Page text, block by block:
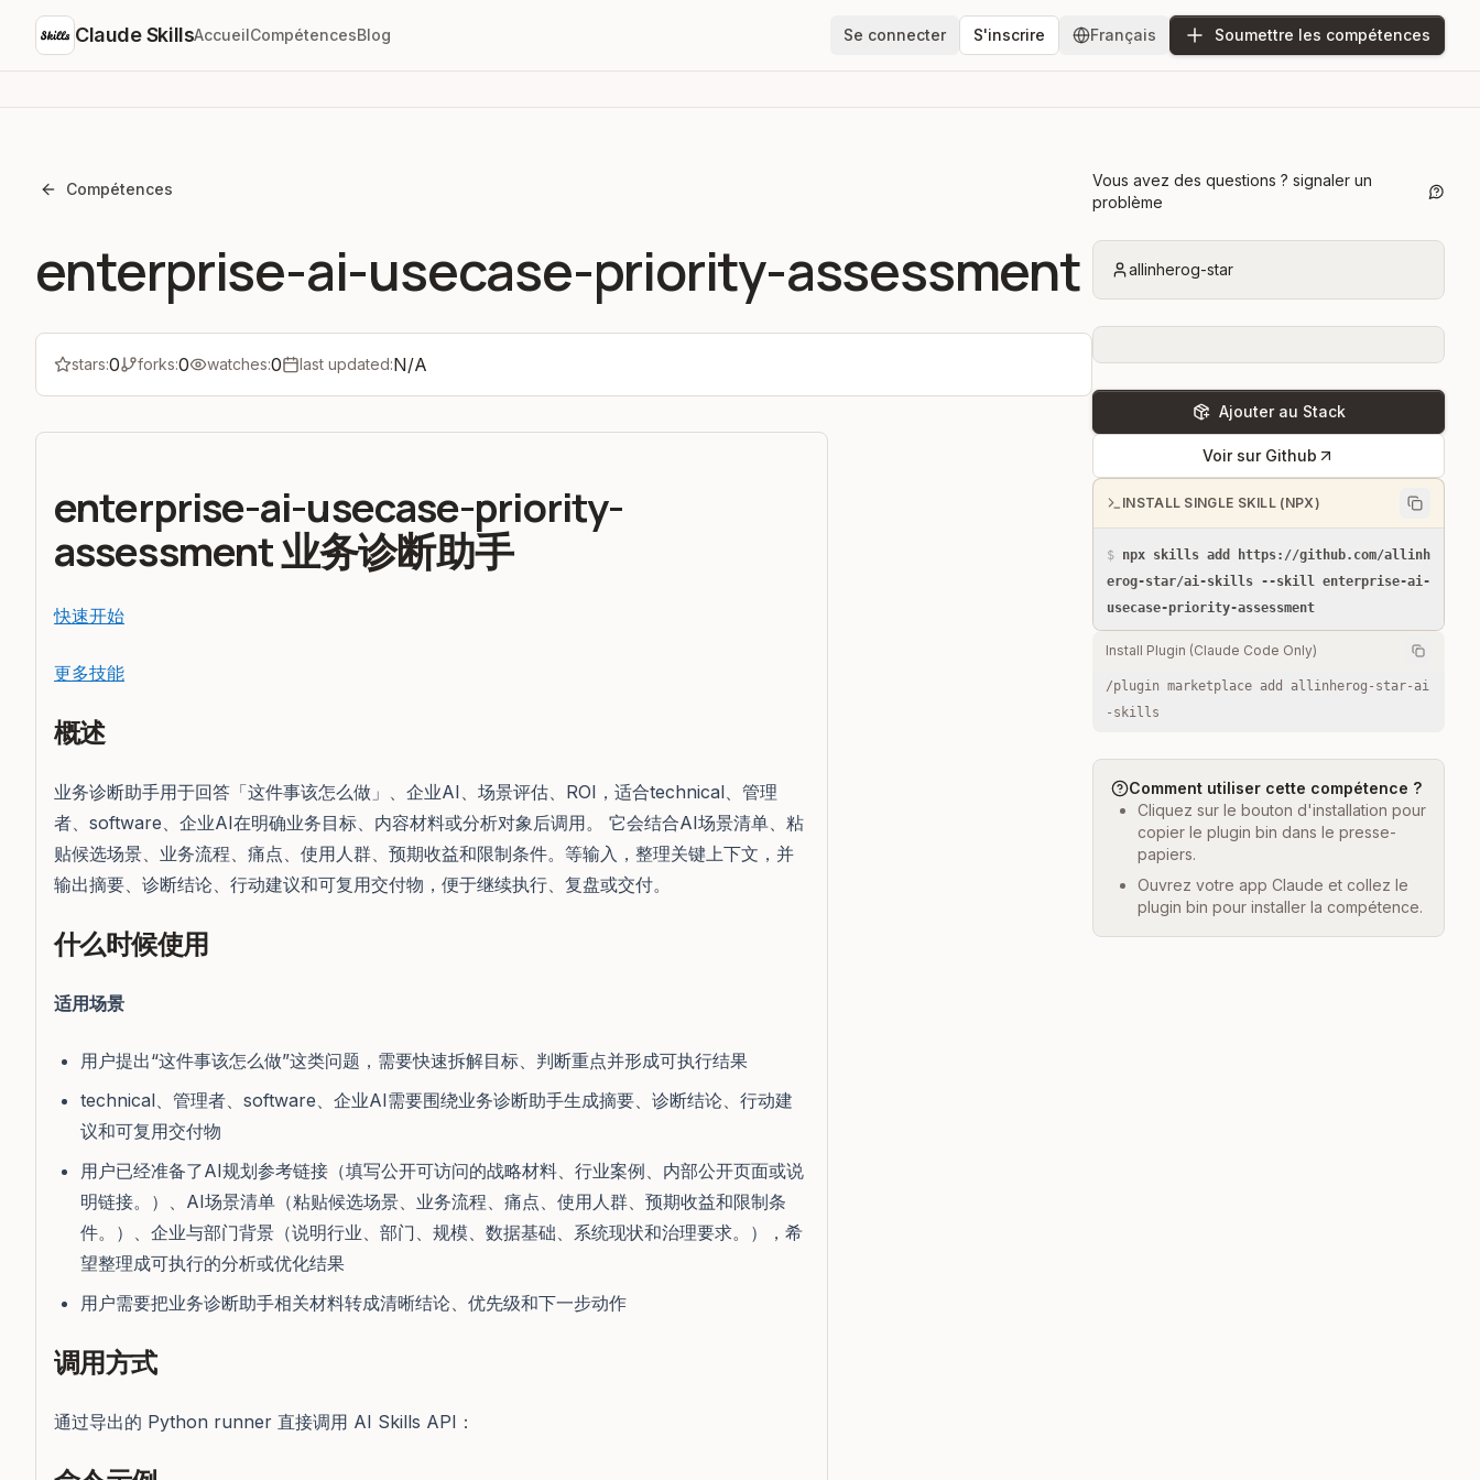
Claude SkillsAccueilCompétencesBlog Se connecter S'inscrire Français Soumettre les compétences
Compétences
enterprise-ai-usecase-priority-assessment
stars:0 forks:0 watches:0 last updated:N/A
enterprise-ai-usecase-priority-
assessment 业务诊断助手
快速开始
更多技能
概述
业务诊断助手用于回答「这件事该怎么做」、企业AI、场景评估、ROI，适合technical、管理
者、software、企业AI在明确业务目标、内容材料或分析对象后调用。 它会结合AI场景清单、粘
贴候选场景、业务流程、痛点、使用人群、预期收益和限制条件。等输入，整理关键上下文，并
输出摘要、诊断结论、行动建议和可复用交付物，便于继续执行、复盘或交付。
什么时候使用
适用场景
用户提出“这件事该怎么做”这类问题，需要快速拆解目标、判断重点并形成可执行结果
technical、管理者、software、企业AI需要围绕业务诊断助手生成摘要、诊断结论、行动建
议和可复用交付物
用户已经准备了AI规划参考链接（填写公开可访问的战略材料、行业案例、内部公开页面或说
明链接。）、AI场景清单（粘贴候选场景、业务流程、痛点、使用人群、预期收益和限制条
件。）、企业与部门背景（说明行业、部门、规模、数据基础、系统现状和治理要求。），希
望整理成可执行的分析或优化结果
用户需要把业务诊断助手相关材料转成清晰结论、优先级和下一步动作
调用方式
通过导出的 Python runner 直接调用 AI Skills API：
Vous avez des questions ? signaler un
problème
allinherog-star
Ajouter au Stack
Voir sur Github
INSTALL SINGLE SKILL (NPX)
$ npx skills add https://github.com/allinh
erog-star/ai-skills --skill enterprise-ai-
usecase-priority-assessment
Install Plugin (Claude Code Only)
/plugin marketplace add allinherog-star-ai
-skills
Comment utiliser cette compétence ?
Cliquez sur le bouton d'installation pour
copier le plugin bin dans le presse-
papiers.
Ouvrez votre app Claude et collez le
plugin bin pour installer la compétence.